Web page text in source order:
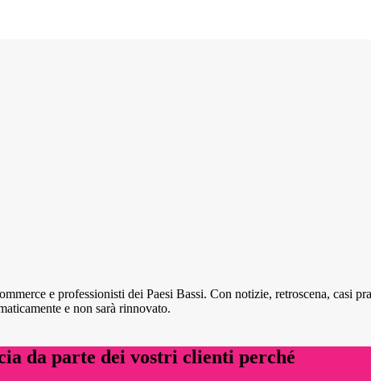
e professionisti dei Paesi Bassi. Con notizie, retroscena, casi
e non sarà rinnovato.
da parte dei vostri clienti perché